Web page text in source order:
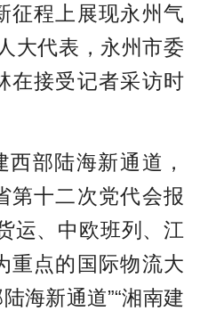
征程上展现永州气
大代表，永州市委
在接受记者采访时
部陆海新通道，
第十二次党代会报
运、中欧班列、江
重点的国际物流大
海新通道”“湘南建